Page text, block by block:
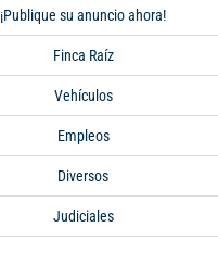
¡Publique su anuncio ahora!
Finca Raíz
Vehículos
Empleos
Diversos
Judiciales